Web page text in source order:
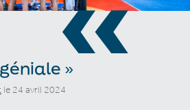
»
le 24 avril 2024